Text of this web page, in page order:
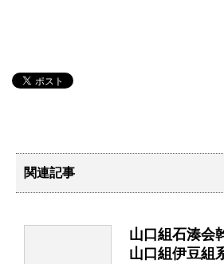
関連記事
山口組石湊会
山口組伊豆組